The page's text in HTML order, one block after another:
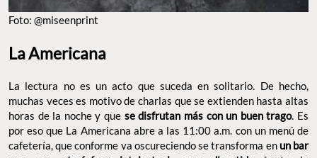
La lectura no es un acto que suceda en solitario. De hecho,
muchas veces es motivo de charlas que se extienden hasta
altas horas de la noche y quese disfrutan más con un buen
trago. Es por eso que La Americana abre a las 11:00 a.m. con
un menú de cafetería, que conforme va oscureciendo se